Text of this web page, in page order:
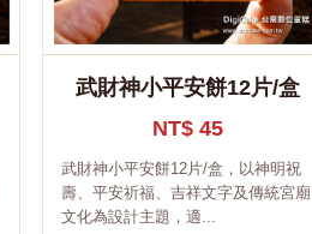
武財神小平安餅12片/盒
NT$ 45
武財神小平安餅12片/盒，以神明祝
壽、平安祈福、吉祥文字及傳統宮廟
文化為設計主題，適...